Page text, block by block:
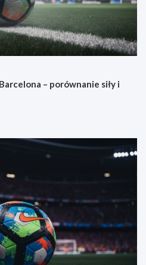
– porównanie siły i